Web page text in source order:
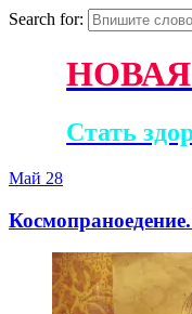
Search for:
Стать
Май 28